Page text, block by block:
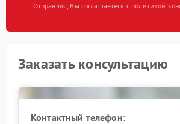
Отправляя, Вы соглашаетесь с политикой
Заказать консультацию
Контактный телефон: